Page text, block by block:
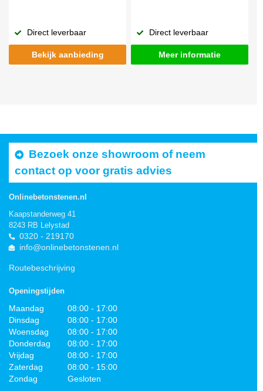
Direct leverbaar
Bekijk aanbieding
Direct leverbaar
Meer informatie
Bezoek onze showroom of neem
contact op voor gratis advies
Onlinebetonstenen.nl
Kaapstanderweg 41
8243 RB Lelystad
0320 - 219170
info@onlinebetonstenen.nl
Routebeschrijving
Openingstijden
Maandag
08:00 - 17:00
Dinsdag
08:00 - 17:00
Woensdag
08:00 - 17:00
Donderdag
08:00 - 17:00
Vrijdag
08:00 - 17:00
Zaterdag
08:00 - 15:00
Zondag
Gesloten